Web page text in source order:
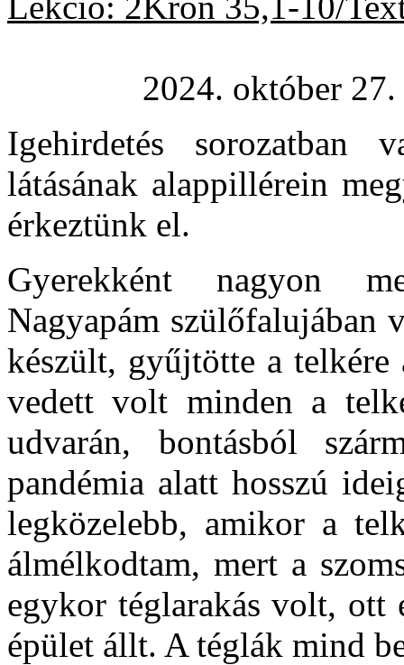
2024. október 27.
Igehirdetés sorozatban
látásának alappillérein
érkeztünk el.
Gyerekként nagyon
Nagyapám szülőfalujában
készült, gyűjtötte a telkére
vedett volt minden a
udvarán, bontásból
pandémia alatt hosszú
legközelebb, amikor a
álmélkodtam, mert a
egykor téglarakás volt, ott
épület állt. A téglák mind